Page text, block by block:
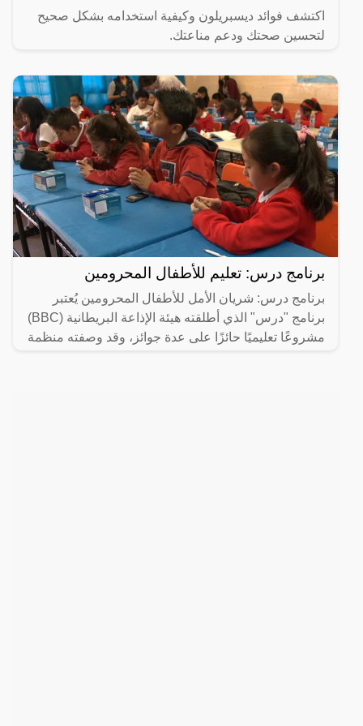
اكتشف فوائد ديسبريلون وكيفية استخدامه بشكل صحيح
لتحسين صحتك ودعم مناعتك.
برنامج درس: تعليم للأطفال المحرومين
برنامج درس: شريان الأمل للأطفال المحرومين يُعتبر
برنامج "درس" الذي أطلقته هيئة الإذاعة البريطانية (BBC)
مشروعًا تعليميًا حائزًا على عدة جوائز، وقد وصفته منظمة